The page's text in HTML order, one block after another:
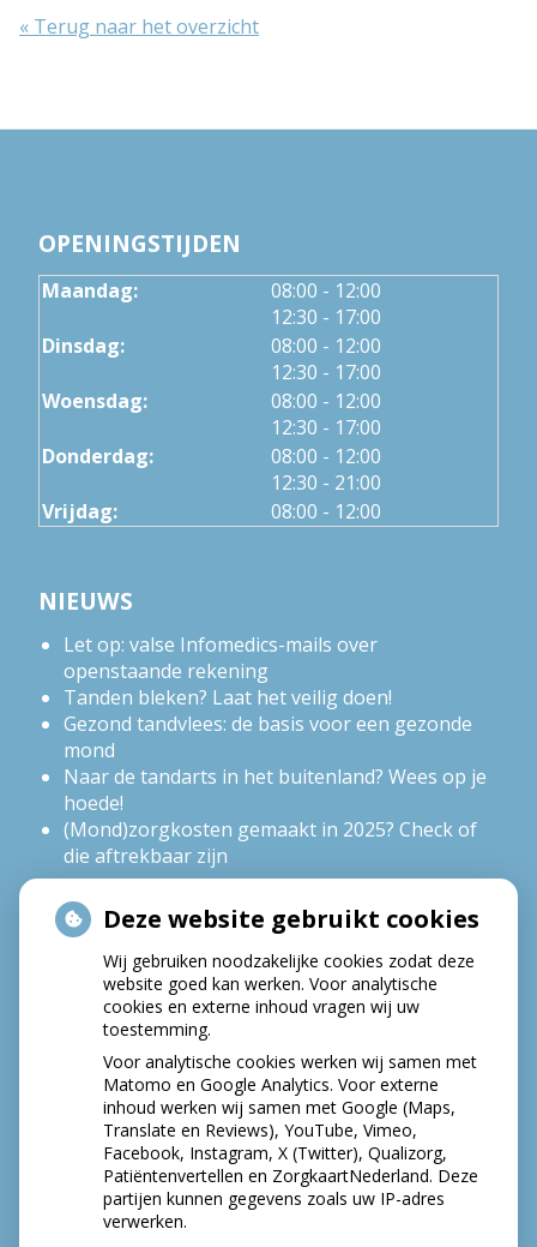
« Terug naar het overzicht
OPENINGSTIJDEN
Maandag: 08:00 tot
- 12:00
12:30 tot
- 17:00
Dinsdag:
08:00 tot
- 12:00
12:30 tot
- 17:00
Woensdag:
08:00 tot
- 12:00
12:30 tot
- 17:00
Donderdag:
08:00 tot
- 12:00
12:30 tot
- 21:00
Vrijdag:
08:00 - 12:00
NIEUWS
Let op: valse Infomedics-mails over
openstaande rekening
Tanden bleken? Laat het veilig doen!
Gezond tandvlees: de basis voor een gezonde
mond
Naar de tandarts in het buitenland? Wees op je
hoede!
(Mond)zorgkosten gemaakt in 2025? Check of
die aftrekbaar zijn
HOE GEZOND IS JE MOND?
Deze website gebruikt cookies
Wij gebruiken noodzakelijke cookies zodat deze
website goed kan werken. Voor analytische
cookies en externe inhoud vragen wij uw
toestemming.
Voor analytische cookies werken wij samen met
Matomo en Google Analytics. Voor externe
inhoud werken wij samen met Google (Maps,
Translate en Reviews), YouTube, Vimeo,
Facebook, Instagram, X (Twitter), Qualizorg,
Patiëntenvertellen en ZorgkaartNederland. Deze
partijen kunnen gegevens zoals uw IP-adres
verwerken.